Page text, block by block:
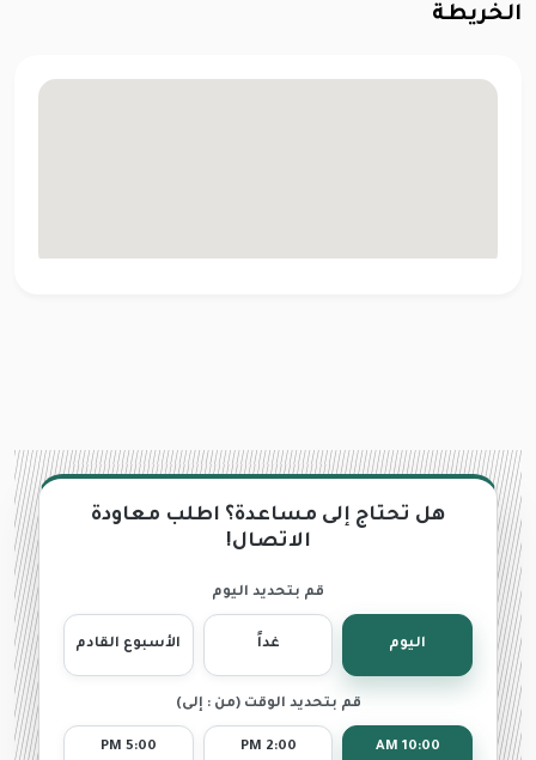
الخريطة
هل تحتاج إلى مساعدة؟ اطلب معاودة
الاتصال!
قم بتحديد اليوم
اليوم غداً الأسبوع القادم
قم بتحديد الوقت (من : إلى)
10:00 AM
2:00 PM
5:00 PM